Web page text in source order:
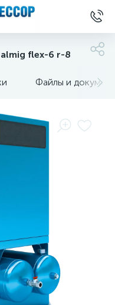
flex-6 r-8
Файлы и